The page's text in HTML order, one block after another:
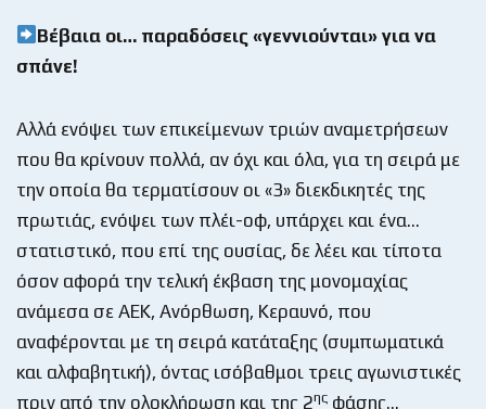
Βέβαια οι… παραδόσεις «γεννιούνται» για να
σπάνε!
Αλλά ενόψει των επικείμενων τριών αναμετρήσεων
που θα κρίνουν πολλά, αν όχι και όλα, για τη σειρά με
την οποία θα τερματίσουν οι «3» διεκδικητές της
πρωτιάς, ενόψει των πλέι-οφ, υπάρχει και ένα…
στατιστικό, που επί της ουσίας, δε λέει και τίποτα
όσον αφορά την τελική έκβαση της μονομαχίας
ανάμεσα σε ΑΕΚ, Ανόρθωση, Κεραυνό, που
αναφέρονται με τη σειρά κατάταξης (συμπωματικά
και αλφαβητική), όντας ισόβαθμοι τρεις αγωνιστικές
πριν από την ολοκλήρωση και της 2ης φάσης…